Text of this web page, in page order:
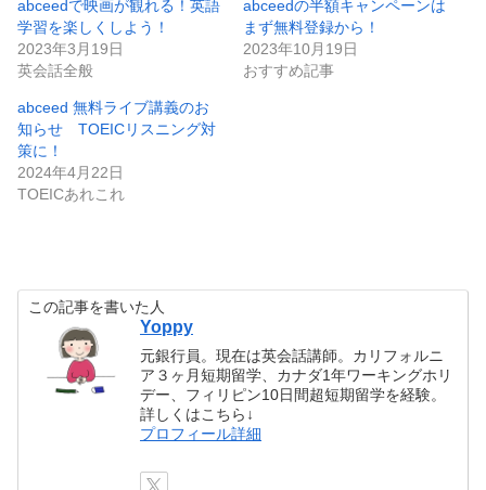
abceedで映画が観れる！英語
学習を楽しくしよう！
2023年3月19日
英会話全般
abceedの半額キャンペーンは
まず無料登録から！
2023年10月19日
おすすめ記事
abceed 無料ライブ講義のお
知らせ TOEICリスニング対
策に！
2024年4月22日
TOEICあれこれ
この記事を書いた人
Yoppy
元銀行員。現在は英会話講師。カリフォルニ
ア３ヶ月短期留学、カナダ1年ワーキングホリ
デー、フィリピン10日間超短期留学を経験。
詳しくはこちら↓
プロフィール詳細